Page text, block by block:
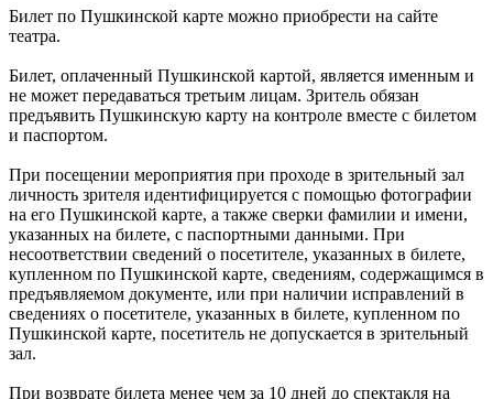
Билет по Пушкинской карте можно приобрести на сайте
театра.
Билет, оплаченный Пушкинской картой, является именным и
не может передаваться третьим лицам. Зритель обязан
предъявить Пушкинскую карту на контроле вместе с билетом
и паспортом.
При посещении мероприятия при проходе в зрительный зал
личность зрителя идентифицируется с помощью фотографии
на его Пушкинской карте, а также сверки фамилии и имени,
указанных на билете, с паспортными данными. При
несоответствии сведений о посетителе, указанных в билете,
купленном по Пушкинской карте, сведениям, содержащимся в
предъявляемом документе, или при наличии исправлений в
сведениях о посетителе, указанных в билете, купленном по
Пушкинской карте, посетитель не допускается в зрительный
зал.
При возврате билета менее чем за 10 дней до спектакля на